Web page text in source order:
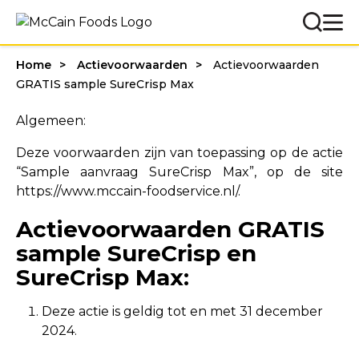
Home Actievoorwaarden
Actievoorwaarden
GRATIS sample SureCrisp Max
Algemeen:
Deze voorwaarden zijn van toepassing op de actie
“Sample aanvraag SureCrisp Max”, op de site
https://www.mccain-foodservice.nl/.
Actievoorwaarden GRATIS
sample SureCrisp en
SureCrisp Max:
Deze actie is geldig tot en met 31 december
2024.